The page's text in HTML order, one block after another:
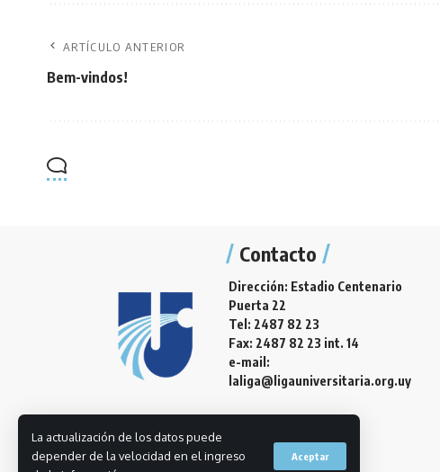
La actualización de los datos puede
depender de la velocidad en el ingreso
Aceptar
ARTÍCULO ANTERIOR
Bem-vindos!
Contacto
Dirección: Estadio Centenario
Puerta 22
Tel: 2487 82 23
Fax: 2487 82 23 int. 14
e-mail:
laliga@ligauniversitaria.org.uy